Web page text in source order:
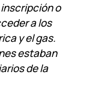
o
a los
y el gas.
estaban
de la